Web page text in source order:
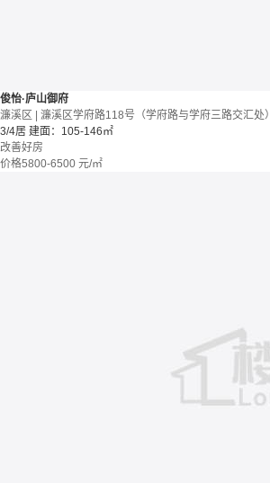
俊怡·庐山御府
濂溪区 | 濂溪区学府路118号（学府路与学府三路交汇处）
3/4居 建面：105-146㎡
改善好房
价格5800-6500 元/㎡